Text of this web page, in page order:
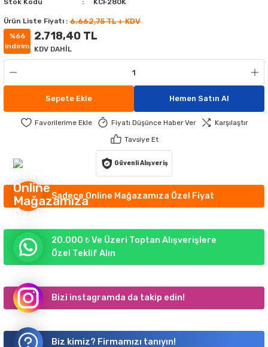
AYDINLATMA
ÇİM ARMATÜR
APLİKLER
APLİKLER
Stok Kodu
KCF280K
Ürün Liste Fiyatı : 6.662,75 TL + KDV
%66
indirim
2.718,40 TL
KDV DAHİL
Sepete Ekle Hemen Satın Al
Fiyatı Düşünce Haber Ver
Karşılaştır
Tavsiye Et
Güvenli Alışveriş
Sadece Online Mağazamıza Özel Fiyat
20.000 ₺ Ve Üzeri Toptan Alışverişlere
Özel Teklif Alın
Bizi instagramda da takip edin!
Biz kimiz? Firmamızı tanıyın!